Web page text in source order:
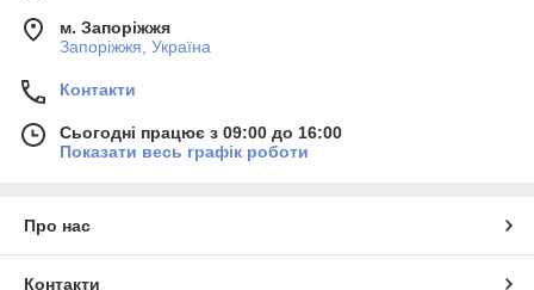
м. Запоріжжя
Запоріжжя, Україна
Контакти
Сьогодні працює з 09:00 до 16:00
Показати весь графік роботи
Про нас
Контакти